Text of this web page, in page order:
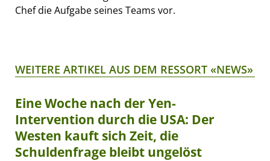
Chef die Aufgabe seines Teams vor.
WEITERE ARTIKEL AUS DEM RESSORT «NEWS»
Eine Woche nach der Yen-
Intervention durch die USA: Der
Westen kauft sich Zeit, die
Schuldenfrage bleibt ungelöst